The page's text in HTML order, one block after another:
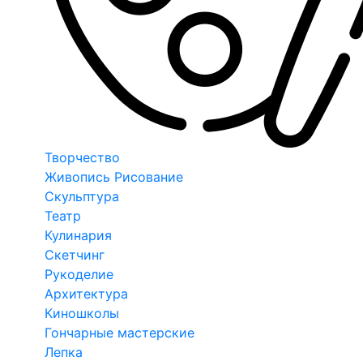
Творчество
Живопись Рисование
Скульптура
Театр
Кулинария
Скетчинг
Рукоделие
Архитектура
Киношколы
Гончарные мастерские
Лепка